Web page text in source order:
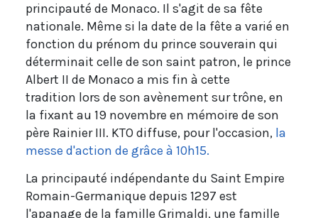
principauté de Monaco. Il s'agit de sa fête
nationale. Même si la date de la fête a varié en
fonction du prénom du prince souverain qui
déterminait celle de son saint patron, le prince
Albert II de Monaco a mis fin à cette
tradition lors de son avènement sur trône, en
la fixant au 19 novembre en mémoire de son
père Rainier III. KTO diffuse, pour l'occasion, la
messe d'action de grâce à 10h15.
La principauté indépendante du Saint Empire
Romain-Germanique depuis 1297 est
l'apanage de la famille Grimaldi, une famille